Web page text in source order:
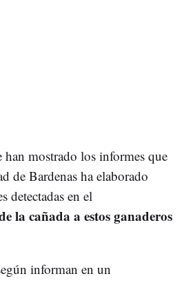
han mostrado los informes que
de Bardenas ha elaborado
detectadas en el
la cañada a estos ganaderos
informan en un